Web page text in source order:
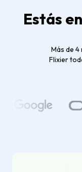
Estás en
Más de
Flixier